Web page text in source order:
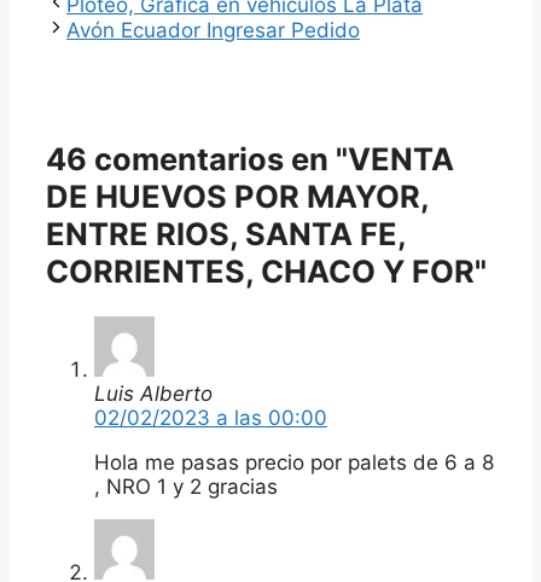
Ploteo, Grafica en vehiculos La Plata
Avón Ecuador Ingresar Pedido
46 comentarios en "VENTA
DE HUEVOS POR MAYOR,
ENTRE RIOS, SANTA FE,
CORRIENTES, CHACO Y FOR"
Luis Alberto
02/02/2023 a las 00:00
Hola me pasas precio por palets de 6 a 8
, NRO 1 y 2 gracias